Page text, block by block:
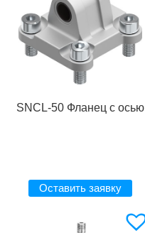
SNCL-50 Фланец с осью
Оставить заявку